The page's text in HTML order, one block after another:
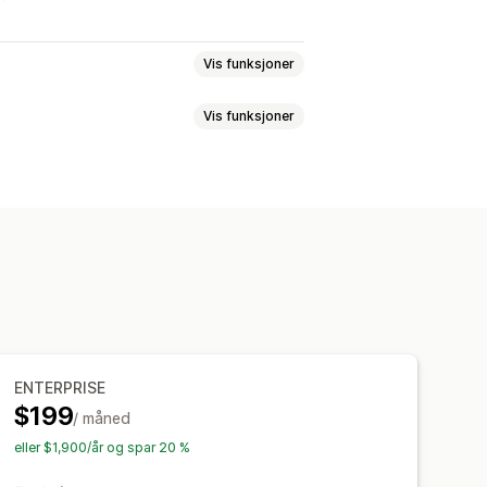
Vis funksjoner
Vis funksjoner
Anbefalingsytelse
ENTERPRISE
$199/ måned
eller $1,900/år og spar 20 %